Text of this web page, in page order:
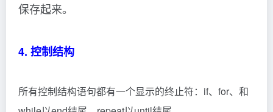
保存起来。
4. 控制结构
所有控制结构语句都有一个显示的终止符：if、for、和